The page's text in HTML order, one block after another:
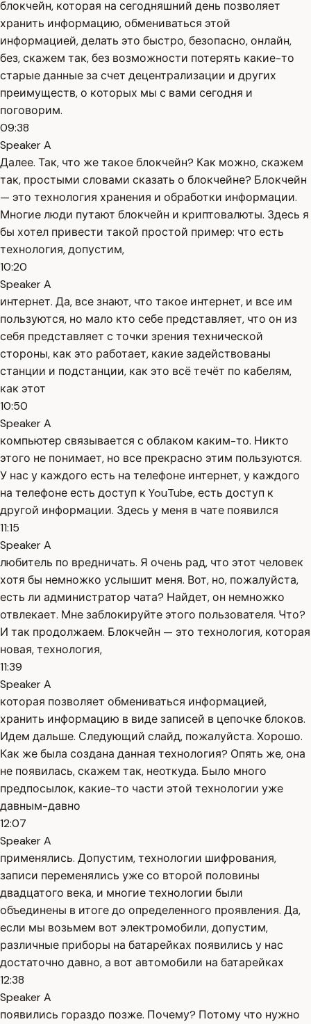
блокчейн, которая на сегодняшний день позволяет
хранить информацию, обмениваться этой
информацией, делать это быстро, безопасно, онлайн,
без, скажем так, без возможности потерять какие-то
старые данные за счет децентрализации и других
преимуществ, о которых мы с вами сегодня и
поговорим.
09:38
Speaker A
Далее. Так, что же такое блокчейн? Как можно, скажем
так, простыми словами сказать о блокчейне? Блокчейн
— это технология хранения и обработки информации.
Многие люди путают блокчейн и криптовалюты. Здесь я
бы хотел привести такой простой пример: что есть
технология, допустим,
10:20
Speaker A
интернет. Да, все знают, что такое интернет, и все им
пользуются, но мало кто себе представляет, что он из
себя представляет с точки зрения технической
стороны, как это работает, какие задействованы
станции и подстанции, как это всё течёт по кабелям,
как этот
10:50
Speaker A
компьютер связывается с облаком каким-то. Никто
этого не понимает, но все прекрасно этим пользуются.
У нас у каждого есть на телефоне интернет, у каждого
на телефоне есть доступ к YouTube, есть доступ к
другой информации. Здесь у меня в чате появился
11:15
Speaker A
любитель по вредничать. Я очень рад, что этот человек
хотя бы немножко услышит меня. Вот, но, пожалуйста,
есть ли администратор чата? Найдет, он немножко
отвлекает. Мне заблокируйте этого пользователя. Что?
И так продолжаем. Блокчейн — это технология, которая
новая, технология,
11:39
Speaker A
которая позволяет обмениваться информацией,
хранить информацию в виде записей в цепочке блоков.
Идем дальше. Следующий слайд, пожалуйста. Хорошо.
Как же была создана данная технология? Опять же, она
не появилась, скажем так, неоткуда. Было много
предпосылок, какие-то части этой технологии уже
давным-давно
12:07
Speaker A
применялись. Допустим, технологии шифрования,
записи переменялись уже со второй половины
двадцатого века, и многие технологии были
объединены в итоге до определенного проявления. Да,
если мы возьмем вот электромобили, допустим,
различные приборы на батарейках появились у нас
достаточно давно, а вот автомобили на батарейках
12:38
Speaker A
появились гораздо позже. Почему? Потому что нужно